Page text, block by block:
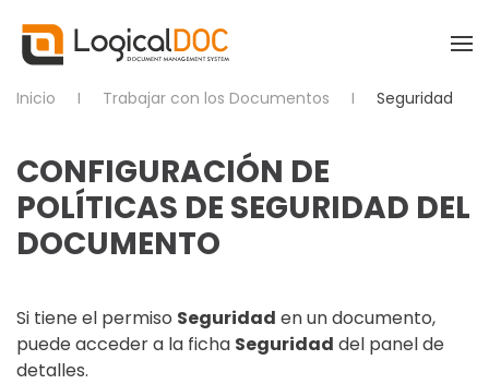
Skip to main content
Inicio Trabajar con los Documentos Seguridad
CONFIGURACIÓN DE
POLÍTICAS DE SEGURIDAD DEL
DOCUMENTO
Si tiene el permiso Seguridad en un documento,
puede acceder a la ficha Seguridad del panel de
detalles.